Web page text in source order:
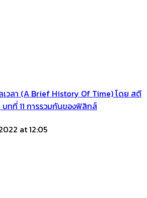
เวลา (A Brief History Of Time) โดย สตี
ทที่ 11 การรวมกันของฟิสิกส์
at 12:05